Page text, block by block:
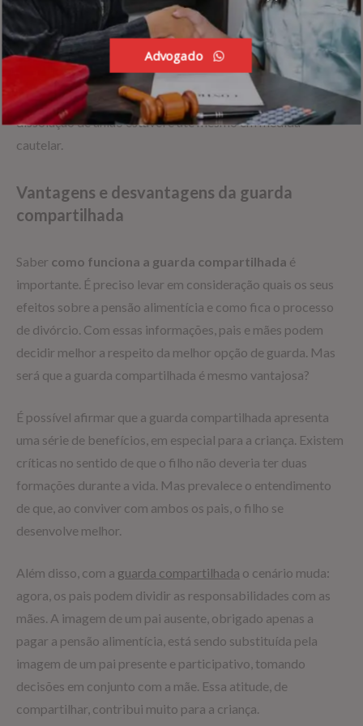
Mas é importante ressaltar que a ação de divórcio com
guarda compartilhada não é o único instrumento que os
pais podem utilizar para deliberar sobre a guarda do filho. É
possível a decisão pelo compartilhamento da
responsabilidade através da ação de separação, de
dissolução de união estável e até mesmo em medida
cautelar.
Vantagens e desvantagens da guarda
compartilhada
Saber como funciona a guarda compartilhada é
importante. É preciso levar em consideração quais os seus
efeitos sobre a pensão alimentícia e como fica o processo
de divórcio. Com essas informações, pais e mães podem
decidir melhor a respeito da melhor opção de guarda. Mas
será que a guarda compartilhada é mesmo vantajosa?
É possível afirmar que a guarda compartilhada apresenta
uma série de benefícios, em especial para a criança. Existem
críticas no sentido de que o filho não deveria ter duas
formações durante a vida. Mas prevalece o entendimento
de que, ao conviver com ambos os pais, o filho se
desenvolve melhor.
Além disso, com a guarda compartilhada o cenário muda:
agora, os pais podem dividir as responsabilidades com as
mães. A imagem de um pai ausente, obrigado apenas a
pagar a pensão alimentícia, está sendo substituída pela
imagem de um pai presente e participativo, tomando
decisões em conjunto com a mãe. Essa atitude, de
compartilhar, contribui muito para a criança.
Advogado